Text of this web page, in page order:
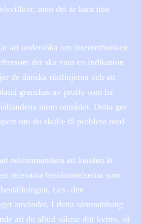
men det är bara inte
att undersöka om internetbutiken
det ska vara en indikation
de danska riktlinjerna och att
granskas av proffs som ha
inom området. Detta ger
om du skulle få problem med
rekommendera att kunden är
relevanta bestämmelserna som
t.ex. den
använder. I detta sammanhang
att du alltid säkrar ditt kvitto, så